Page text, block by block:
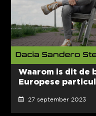
Waarom is dit de
Europese
27 september 2023